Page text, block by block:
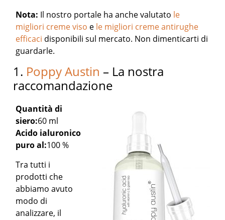
Nota: Il nostro portale ha anche valutato le
migliori creme viso e le migliori creme antirughe
efficaci disponibili sul mercato. Non dimenticarti di
guardarle.
1. Poppy Austin – La nostra
raccomandazione
Quantità di
siero:60 ml
Acido ialuronico
puro al:100 %
Tra tutti i
prodotti che
abbiamo avuto
modo di
analizzare, il